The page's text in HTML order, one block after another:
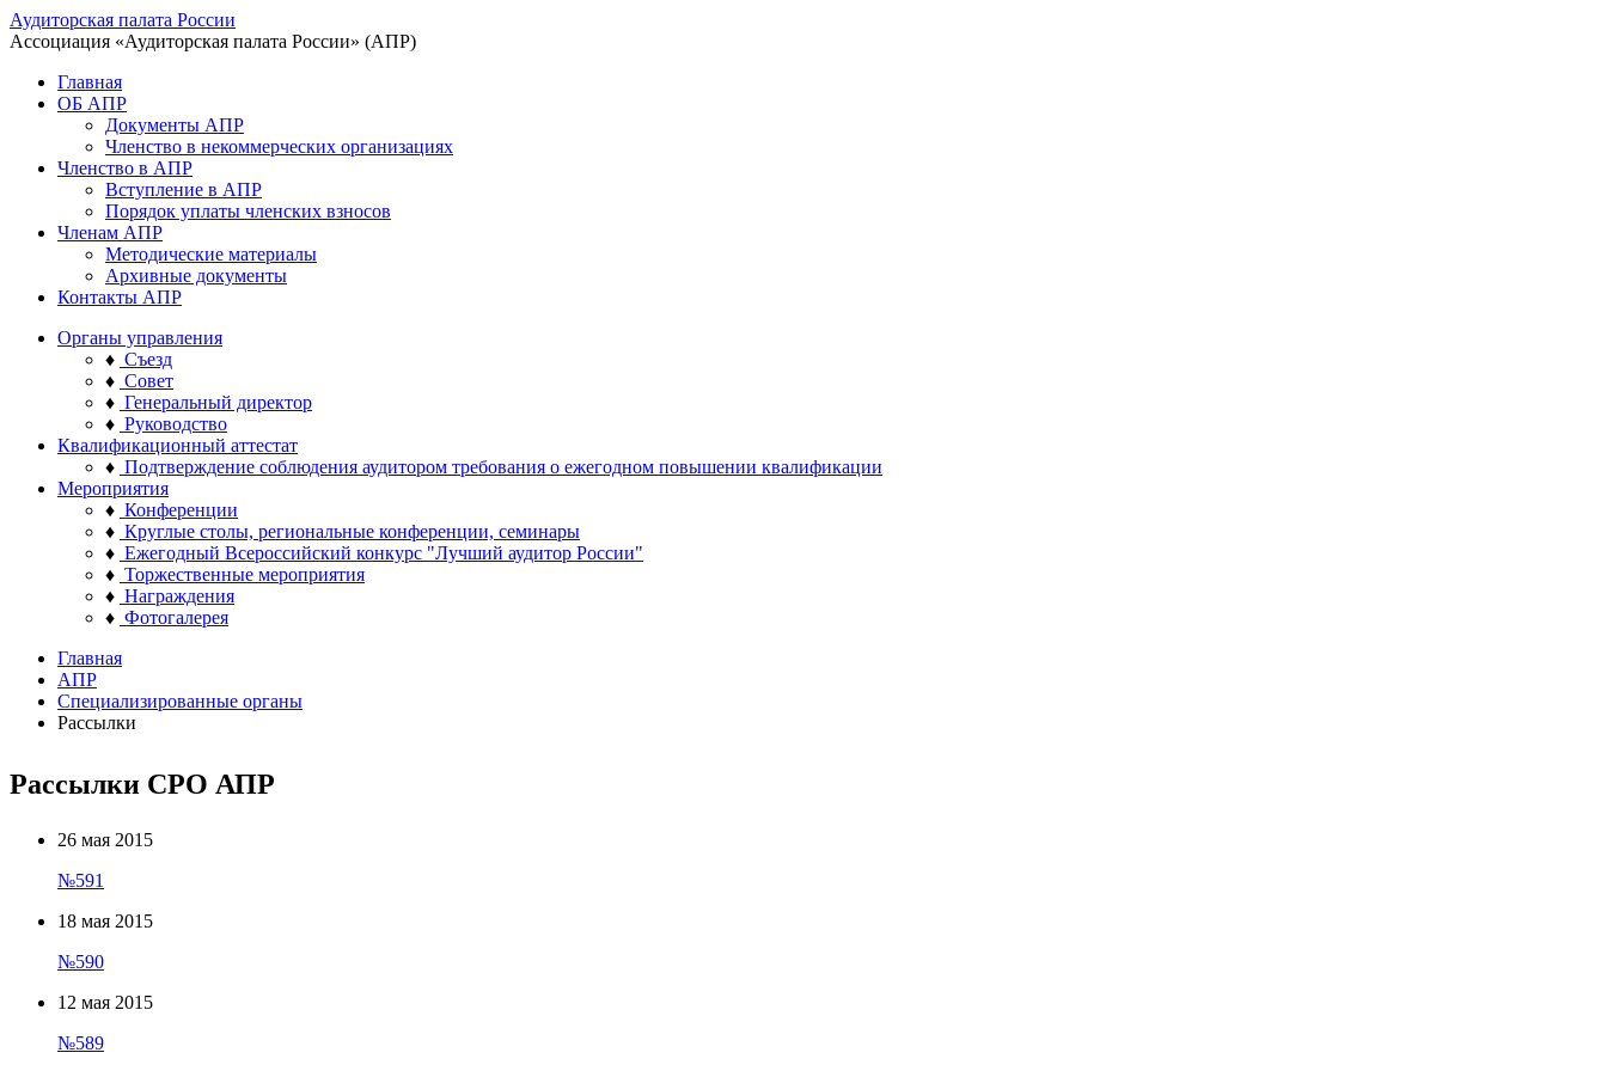
Аудиторская палата России
Ассоциация «Аудиторская палата России» (АПР)
Главная
ОБ АПР
Документы АПР
Членство в некоммерческих организациях
Членство в АПР
Вступление в АПР
Порядок уплаты членских взносов
Членам АПР
Методические материалы
Архивные документы
Контакты АПР
Органы управления
♦ Съезд
♦ Совет
♦ Генеральный директор
♦ Руководство
Квалификационный аттестат
♦ Подтверждение соблюдения аудитором требования о ежегодном повышении квалификации
Мероприятия
♦ Конференции
♦ Круглые столы, региональные конференции, семинары
♦ Ежегодный Всероссийский конкурс "Лучший аудитор России"
♦ Торжественные мероприятия
♦ Награждения
♦ Фотогалерея
Главная
АПР
Специализированные органы
Рассылки
Рассылки СРО АПР
26 мая 2015
№591
18 мая 2015
№590
12 мая 2015
№589